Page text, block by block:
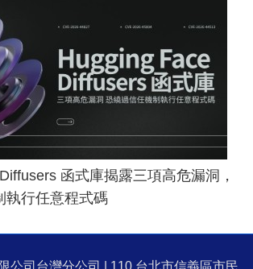
函式庫揭露三項高危漏洞，
執行任意程式碼
公司台灣分公司 | 110 台北市信義區市民